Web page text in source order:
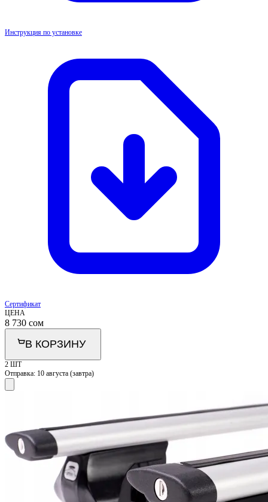
Инструкция по установке
Сертификат
ЦЕНА
8 730 сом
В КОРЗИНУ
2 ШТ
Отправка: 10 августа (завтра)